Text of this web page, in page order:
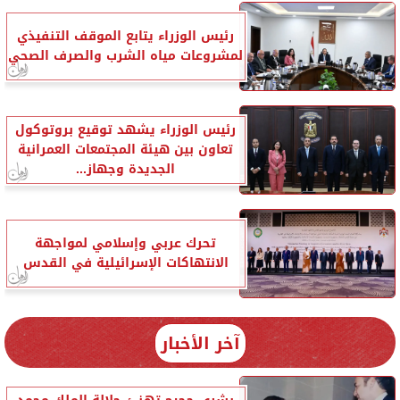
رئيس الوزراء يتابع الموقف التنفيذي
لمشروعات مياه الشرب والصرف الصحي
رئيس الوزراء يشهد توقيع بروتوكول
تعاون بين هيئة المجتمعات العمرانية
الجديدة وجهاز...
تحرك عربي وإسلامي لمواجهة
الانتهاكات الإسرائيلية في القدس
آخر الأخبار